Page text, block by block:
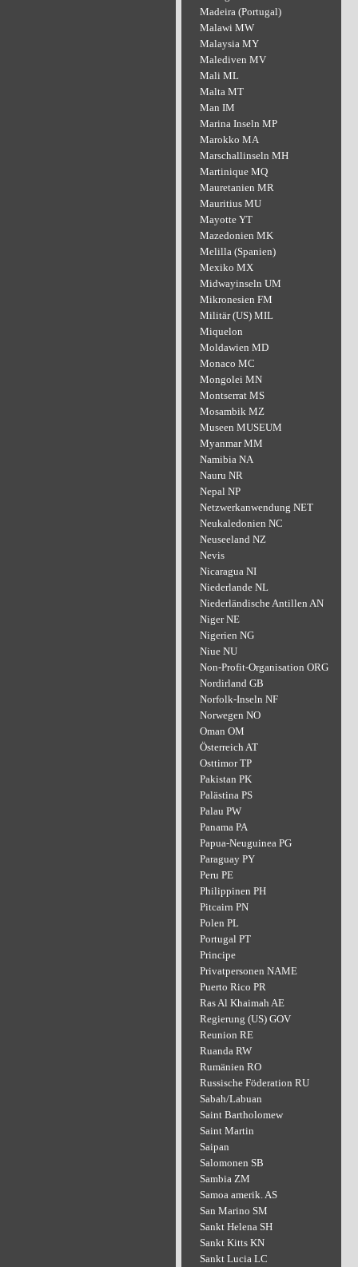
Madeira (Portugal)
Malawi MW
Malaysia MY
Malediven MV
Mali ML
Malta MT
Man IM
Marina Inseln MP
Marokko MA
Marschallinseln MH
Martinique MQ
Mauretanien MR
Mauritius MU
Mayotte YT
Mazedonien MK
Melilla (Spanien)
Mexiko MX
Midwayinseln UM
Mikronesien FM
Militär (US) MIL
Miquelon
Moldawien MD
Monaco MC
Mongolei MN
Montserrat MS
Mosambik MZ
Museen MUSEUM
Myanmar MM
Namibia NA
Nauru NR
Nepal NP
Netzwerkanwendung NET
Neukaledonien NC
Neuseeland NZ
Nevis
Nicaragua NI
Niederlande NL
Niederländische Antillen AN
Niger NE
Nigerien NG
Niue NU
Non-Profit-Organisation ORG
Nordirland GB
Norfolk-Inseln NF
Norwegen NO
Oman OM
Österreich AT
Osttimor TP
Pakistan PK
Palästina PS
Palau PW
Panama PA
Papua-Neuguinea PG
Paraguay PY
Peru PE
Philippinen PH
Pitcairn PN
Polen PL
Portugal PT
Principe
Privatpersonen NAME
Puerto Rico PR
Ras Al Khaimah AE
Regierung (US) GOV
Reunion RE
Ruanda RW
Rumänien RO
Russische Föderation RU
Sabah/Labuan
Saint Bartholomew
Saint Martin
Saipan
Salomonen SB
Sambia ZM
Samoa amerik. AS
San Marino SM
Sankt Helena SH
Sankt Kitts KN
Sankt Lucia LC